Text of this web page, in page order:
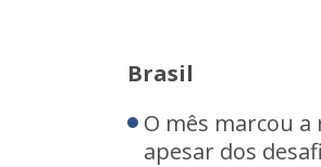
Brasil
O mês marcou
apesar dos